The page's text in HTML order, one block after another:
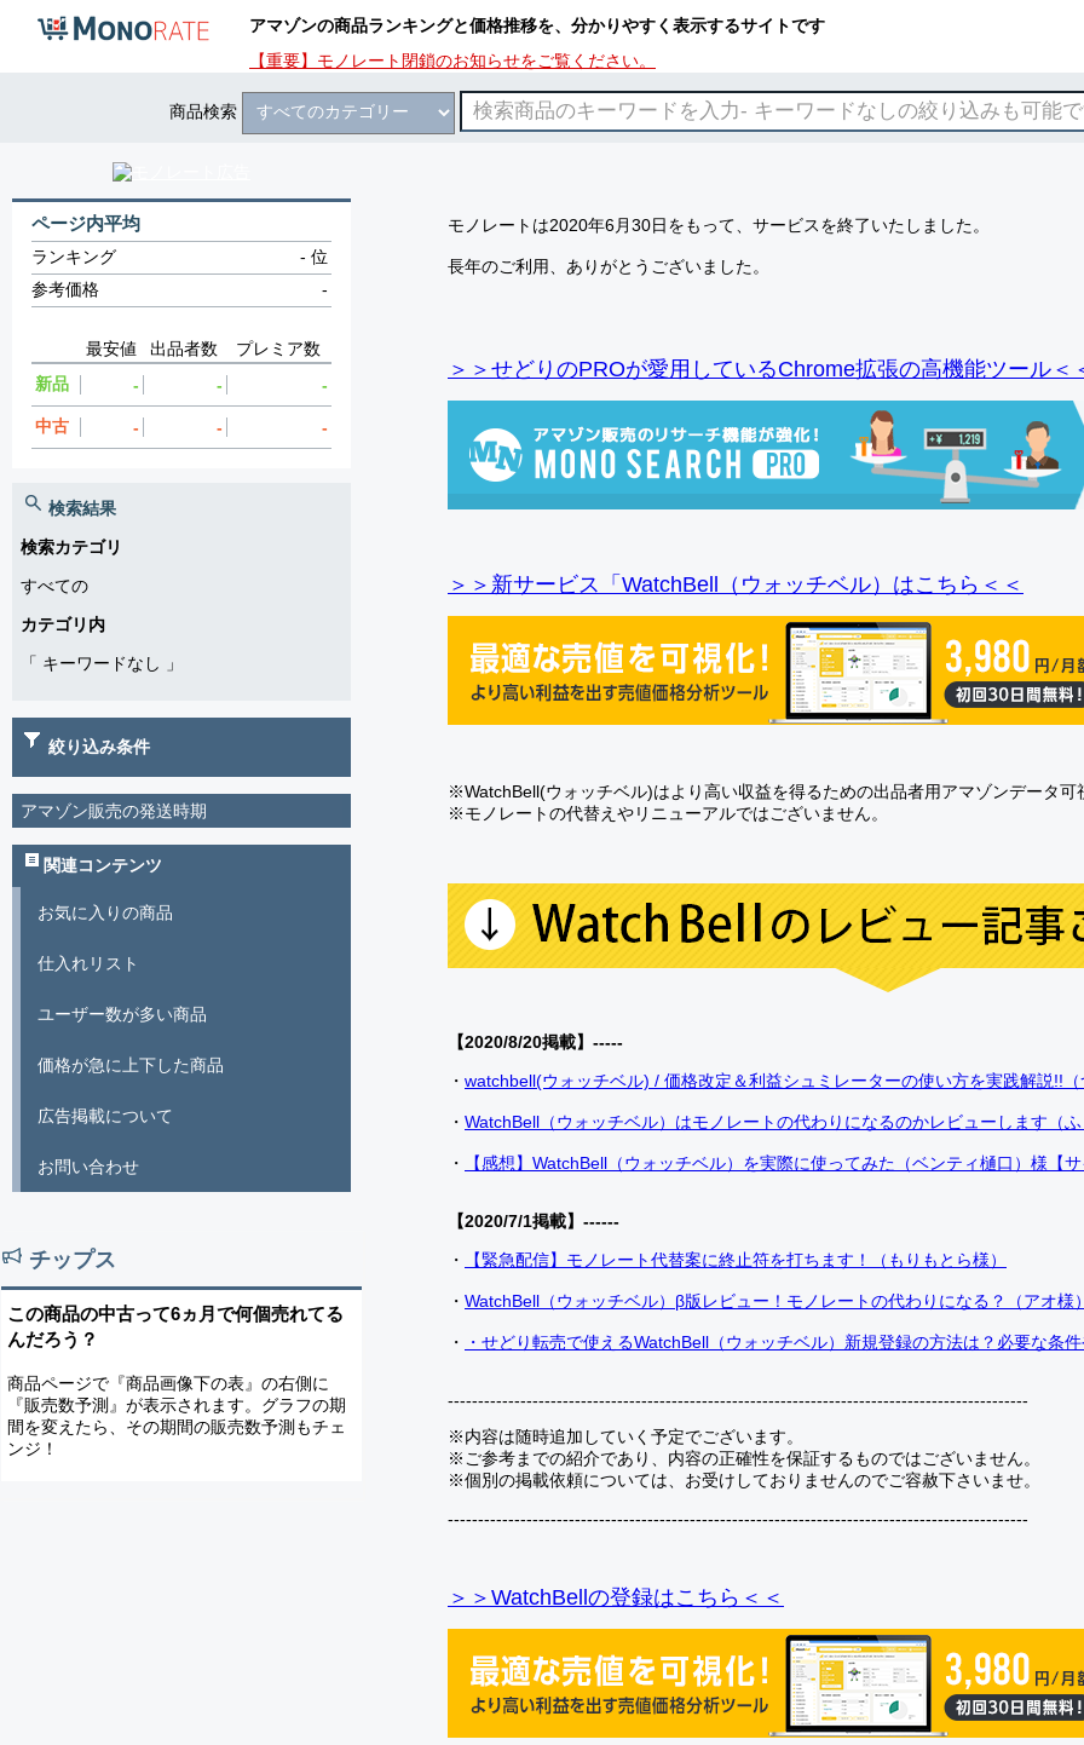
アマゾンの商品ランキングと価格推移を、分かりやすく表示するサイトです
【重要】モノレート閉鎖のお知らせをご覧ください。
商品検索
モノレートは2020年6月30日をもって、サービスを終了いたしました。
長年のご利用、ありがとうございました。
＞＞せどりのPROが愛用しているChrome拡張の高機能ツール＜
＞＞新サービス「WatchBell（ウォッチベル）はこちら＜＜
※WatchBell(ウォッチベル)はより高い収益を得るための出品者用アマゾンデータ可
※モノレートの代替えやリニューアルではございません。
【2020/8/20掲載】-----
・ watchbell(ウォッチベル) / 価格改定＆利益シュミレーターの使い方を実践解説!!
・ WatchBell（ウォッチベル）はモノレートの代わりになるのかレビューします（
・ 【感想】WatchBell（ウォッチベル）を実際に使ってみた（ベンティ樋口）様【
【2020/7/1掲載】------
・
【緊急配信】モノレート代替案に終止符を打ちます！（もりもとら様）
・ WatchBell（ウォッチベル）β版レビュー！モノレートの代わりになる？（アオ様
・ ・せどり転売で使えるWatchBell（ウォッチベル）新規登録の方法は？必要な条
------------------------------------------------------------------------------------------------
※内容は随時追加していく予定でございます。
※ご参考までの紹介であり、内容の正確性を保証するものではございません。
※個別の掲載依頼については、お受けしておりませんのでご容赦下さいませ。
------------------------------------------------------------------------------------------------
＞＞WatchBellの登録はこちら＜＜
ページ内平均
ランキング -位
参考価格
-
最安値 出品者数
プレミア数
新品
- - -
中古 - - -
検索結果
検索カテゴリ
すべての
カテゴリ内
「 キーワードなし 」
絞り込み条件
アマゾン販売の発送時期
関連コンテンツ
お気に入りの商品
仕入れリスト
ユーザー数が多い商品
価格が急に上下した商品
広告掲載について
お問い合わせ
チップス
この商品の中古って6ヵ月で何個売れてる
んだろう？
商品ページで『商品画像下の表』の右側に
『販売数予測』が表示されます。グラフの期
間を変えたら、その期間の販売数予測もチェ
ンジ！